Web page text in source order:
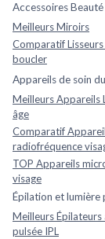
Accessoires Beauté
Meilleurs Miroirs
Comparatif
boucler
Appareils de soin
Meilleurs Appareils
âge
Comparatif
radiofréquence
TOP Appareils
visage
Épilation et lumière
Meilleurs Épilateurs
pulsée IPL